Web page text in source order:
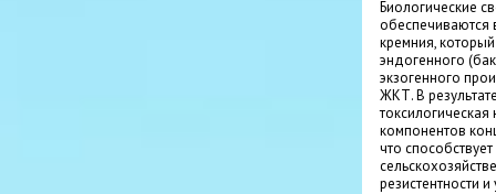
Биологические
обеспечиваются
кремния,
эндогенного
экзогенного
ЖКТ. В
токсилогическая
компонентов
что
резистентности